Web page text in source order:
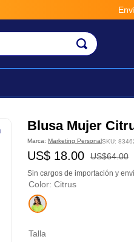
Envío rápido,
Blusa Mujer
Marca: Marketing PersonalSKU:
US$ 18.00 US$64.00
Sin cargos de importación y
Color: Citrus
Talla